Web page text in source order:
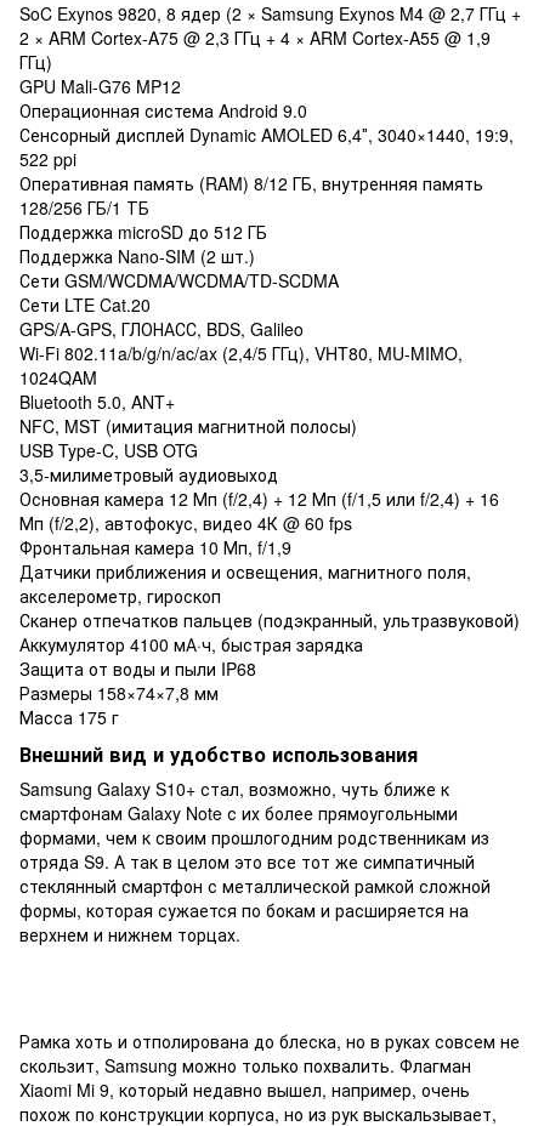
SoC Exynos 9820, 8 ядер (2 × Samsung Exynos M4 @ 2,7 ГГц +
2 × ARM Cortex-A75 @ 2,3 ГГц + 4 × ARM Cortex-A55 @ 1,9
ГГц)
GPU Mali-G76 MP12
Операционная система Android 9.0
Сенсорный дисплей Dynamic AMOLED 6,4″, 3040×1440, 19:9,
522 ppi
Оперативная память (RAM) 8/12 ГБ, внутренняя память
128/256 ГБ/1 ТБ
Поддержка microSD до 512 ГБ
Поддержка Nano-SIM (2 шт.)
Сети GSM/WCDMA/WCDMA/TD-SCDMA
Сети LTE Cat.20
GPS/A-GPS, ГЛОНАСС, BDS, Galileo
Wi-Fi 802.11a/b/g/n/ac/ax (2,4/5 ГГц), VHT80, MU-MIMO,
1024QAM
Bluetooth 5.0, ANT+
NFC, MST (имитация магнитной полосы)
USB Type-C, USB OTG
3,5-милиметровый аудиовыход
Основная камера 12 Мп (f/2,4) + 12 Мп (f/1,5 или f/2,4) + 16
Мп (f/2,2), автофокус, видео 4К @ 60 fps
Фронтальная камера 10 Мп, f/1,9
Датчики приближения и освещения, магнитного поля,
акселерометр, гироскоп
Сканер отпечатков пальцев (подэкранный, ультразвуковой)
Аккумулятор 4100 мА·ч, быстрая зарядка
Защита от воды и пыли IP68
Размеры 158×74×7,8 мм
Масса 175 г
Внешний вид и удобство использования
Samsung Galaxy S10+ стал, возможно, чуть ближе к
смартфонам Galaxy Note с их более прямоугольными
формами, чем к своим прошлогодним родственникам из
отряда S9. А так в целом это все тот же симпатичный
стеклянный смартфон с металлической рамкой сложной
формы, которая сужается по бокам и расширяется на
верхнем и нижнем торцах.
Рамка хоть и отполирована до блеска, но в руках совсем не
скользит, Samsung можно только похвалить. Флагман
Xiaomi Mi 9, который недавно вышел, например, очень
похож по конструкции корпуса, но из рук выскальзывает,